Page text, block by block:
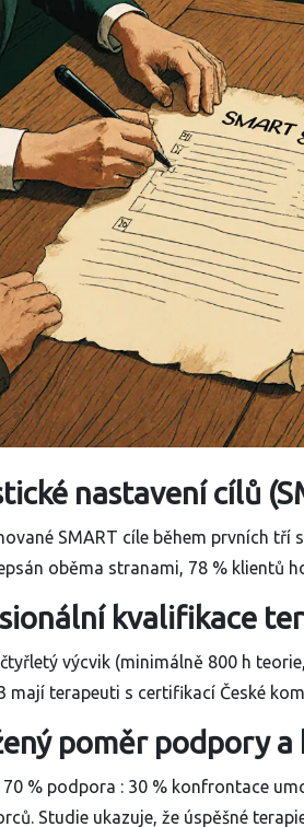
nastavení cílů
SMART cíle během prvních tří
oběma stranami, 78 % klientů
kvalifikace
výcvik (minimálně 800 h
mají terapeuti s certifikací České
poměr podpory
% podpora : 30 % konfrontace
Studie ukazuje, že úspěšné